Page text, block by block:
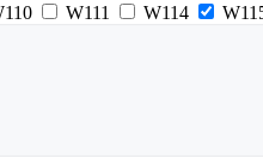
W111 W114